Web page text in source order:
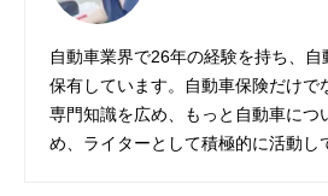
自動車業界で26年の経験を持ち、
保有しています。自動車保険だけで
専門知識を広め、もっと自動車につ
め、ライターとして積極的に活動し